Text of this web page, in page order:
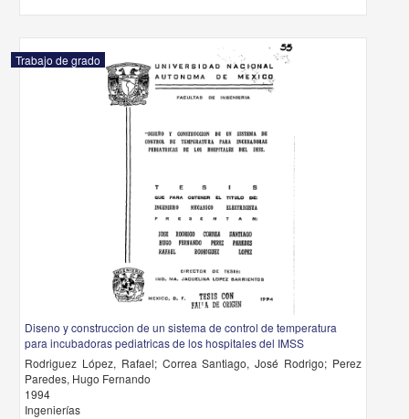
Trabajo de grado
Diseno y construccion de un sistema de control de temperatura
para incubadoras pediatricas de los hospitales del IMSS
Rodriguez López, Rafael; Correa Santiago, José Rodrigo; Perez
Paredes, Hugo Fernando
1994
Ingenierías